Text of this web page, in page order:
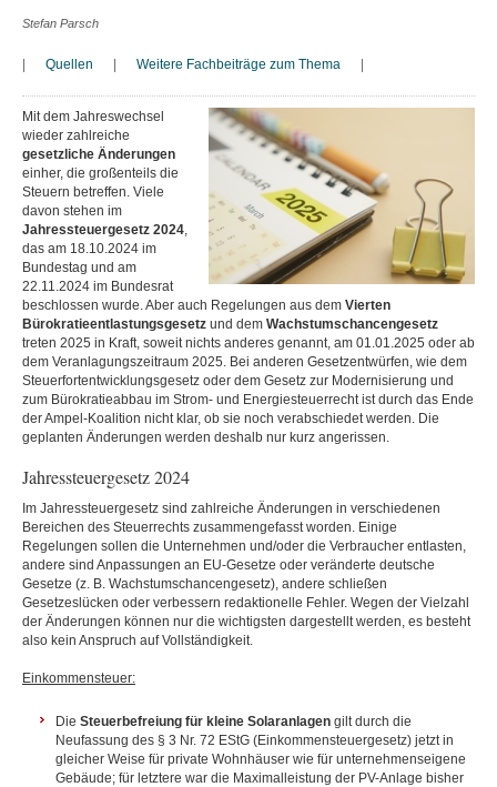
Stefan Parsch
Quellen Weitere Fachbeiträge zum Thema
Mit dem Jahreswechsel
wieder zahlreiche
gesetzliche Änderungen
einher, die großenteils die
Steuern betreffen. Viele
davon stehen im
Jahressteuergesetz 2024,
das am 18.10.2024 im
Bundestag und am
22.11.2024 im Bundesrat
beschlossen wurde. Aber auch Regelungen aus dem Vierten
Bürokratieentlastungsgesetz und dem Wachstumschancengesetz
treten 2025 in Kraft, soweit nichts anderes genannt, am 01.01.2025 oder ab
dem Veranlagungszeitraum 2025. Bei anderen Gesetzentwürfen, wie dem
Steuerfortentwicklungsgesetz oder dem Gesetz zur Modernisierung und
zum Bürokratieabbau im Strom- und Energiesteuerrecht ist durch das Ende
der Ampel-Koalition nicht klar, ob sie noch verabschiedet werden. Die
geplanten Änderungen werden deshalb nur kurz angerissen.
Jahressteuergesetz 2024
Im Jahressteuergesetz sind zahlreiche Änderungen in verschiedenen
Bereichen des Steuerrechts zusammengefasst worden. Einige
Regelungen sollen die Unternehmen und/oder die Verbraucher entlasten,
andere sind Anpassungen an EU-Gesetze oder veränderte deutsche
Gesetze (z. B. Wachstumschancengesetz), andere schließen
Gesetzeslücken oder verbessern redaktionelle Fehler. Wegen der Vielzahl
der Änderungen können nur die wichtigsten dargestellt werden, es besteht
also kein Anspruch auf Vollständigkeit.
Einkommensteuer:
Die Steuerbefreiung für kleine Solaranlagen gilt durch die
Neufassung des § 3 Nr. 72 EStG (Einkommensteuergesetz) jetzt in
gleicher Weise für private Wohnhäuser wie für unternehmenseigene
Gebäude; für letztere war die Maximalleistung der PV-Anlage bisher